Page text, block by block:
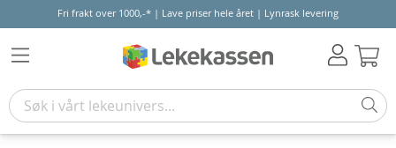
Fri frakt over 1000,-* | Lave priser hele året | Lynrask levering